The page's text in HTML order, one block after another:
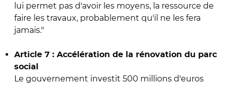
lui permet pas d'avoir les moyens, la ressource de
faire les travaux, probablement qu'il ne les fera
jamais."
Article 7 : Accélération de la rénovation du parc
social
Le gouvernement investit 500 millions d'euros